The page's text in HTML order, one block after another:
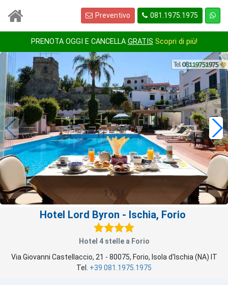
Preventivo 081.1975.1975
PRENOTA OGGI E CANCELLA GRATIS Scopri di più!
1 / 11
Hotel Lord Byron - Ischia, Forio
Hotel 4 stelle a Forio
Via Giovanni Castellaccio, 21 - 80075, Forio, Isola d'Ischia (NA) IT
Tel. +39 081.1975.1975